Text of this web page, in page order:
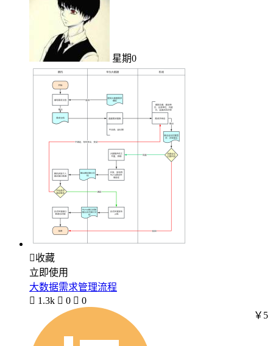
星期0
收藏
立即使用
大数据需求管理流程
 1.3k  0  0
￥5